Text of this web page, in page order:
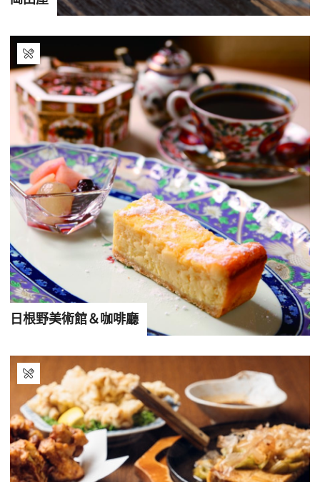
日根野美術館＆咖啡廳